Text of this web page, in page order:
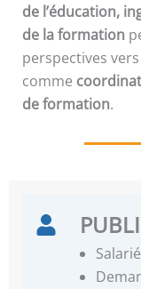
de l’éducation,
de la formation
perspectives
comme
de formation.